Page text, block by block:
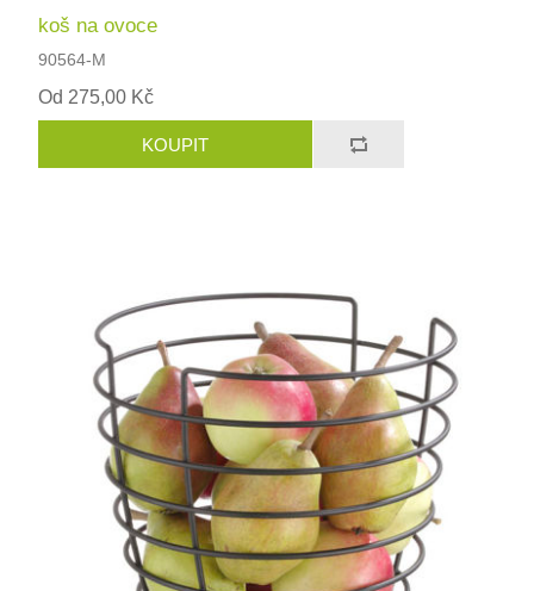
koš na ovoce
90564-M
Od 275,00 Kč